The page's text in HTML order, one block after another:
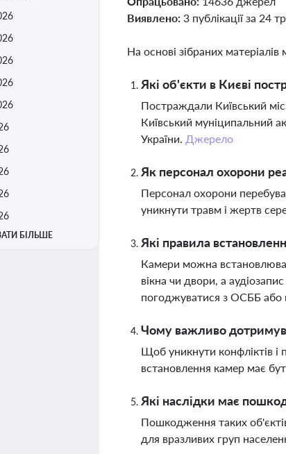
БІЛЬШЕ
Виявлено: 3 публікації за 24
На основі зібраних
Які об'єкти в Києві
Постраждали Київський
Київський муніципальний
України. Джерело
Як персонал охорони
Персонал охорони
уникнути травм і жертв
Які правила
Камери можна
вікна чи двори, а
погоджуватися з ОСББ
Чому важливо
Щоб уникнути конфліктів і
встановлення камер має
Які наслідки має
Пошкодження таких
для вразливих груп